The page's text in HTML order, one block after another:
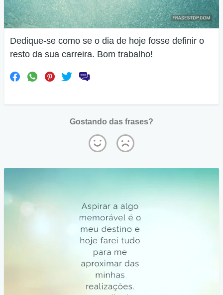
Dedique-se como se o dia de hoje fosse definir o
resto da sua carreira. Bom trabalho!
Gostando das frases?